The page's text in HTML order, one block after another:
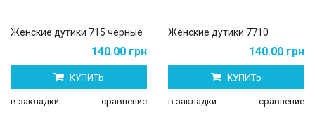
Женские дутики 715 чёрные
140.00 грн
КУПИТЬ
в закладки сравнение
Женские дутики 7710
140.00 грн
КУПИТЬ
в закладки сравнение